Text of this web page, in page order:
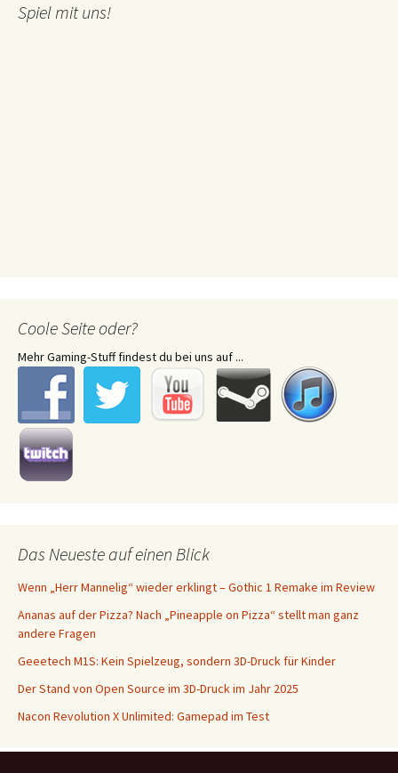
Spiel mit uns!
Coole Seite oder?
Mehr Gaming-Stuff findest du bei uns auf ...
Das Neueste auf einen Blick
Wenn „Herr Mannelig“ wieder erklingt – Gothic 1 Remake im Review
Ananas auf der Pizza? Nach „Pineapple on Pizza“ stellt man ganz
andere Fragen
Geeetech M1S: Kein Spielzeug, sondern 3D-Druck für Kinder
Der Stand von Open Source im 3D-Druck im Jahr 2025
Nacon Revolution X Unlimited: Gamepad im Test